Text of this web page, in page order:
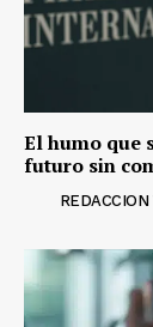
El humo que
futuro sin
REDACCION